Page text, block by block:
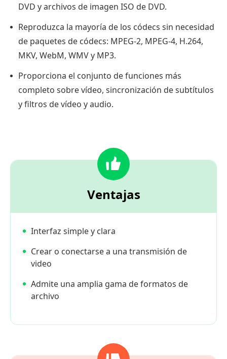
software
reproducir
DVD y archivos de imagen ISO de DVD.
Reproduzca la mayoría de los códecs sin necesidad
de paquetes de códecs: MPEG-2, MPEG-4, H.264,
MKV, WebM, WMV y MP3.
Proporciona el conjunto de funciones más
completo sobre vídeo, sincronización de subtítulos
y filtros de vídeo y audio.
Ventajas
Interfaz simple y clara
Crear o conectarse a una transmisión de
video
Admite una amplia gama de formatos de
archivo